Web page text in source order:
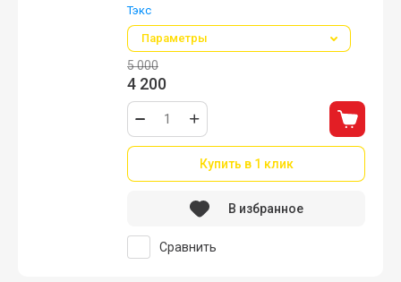
Тэкс
Параметры
5 000
4 200
Купить в 1 клик
Сравнить
В избранное